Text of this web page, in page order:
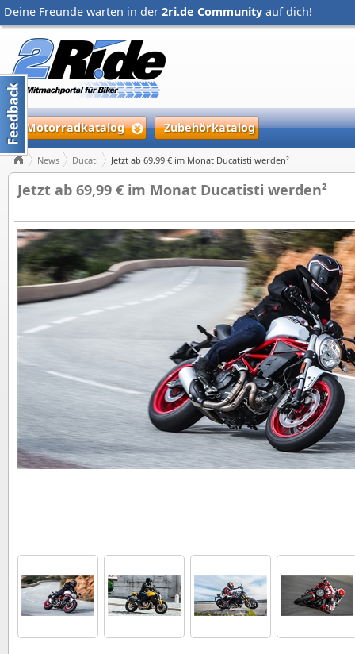
Deine Freunde warten in der 2ri.de Community auf dich!
Motorradkatalog Zubehörkatalog
News Ducati Jetzt ab 69,99 € im Monat Ducatisti werden²
Jetzt ab 69,99 € im Monat Ducatisti werden²